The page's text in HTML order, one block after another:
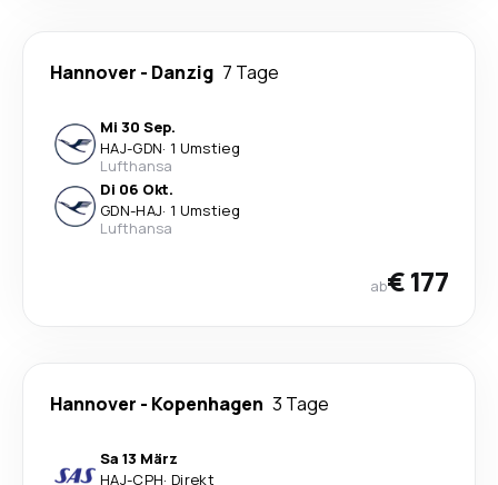
Hannover - Danzig 7 Tage
Mi 30 Sep.
HAJ-GDN· 1 Umstieg
Lufthansa
Di 06 Okt.
GDN-HAJ· 1 Umstieg
Lufthansa
ab€ 177
Hannover - Kopenhagen 3 Tage
Sa 13 März
HAJ-CPH· Direkt